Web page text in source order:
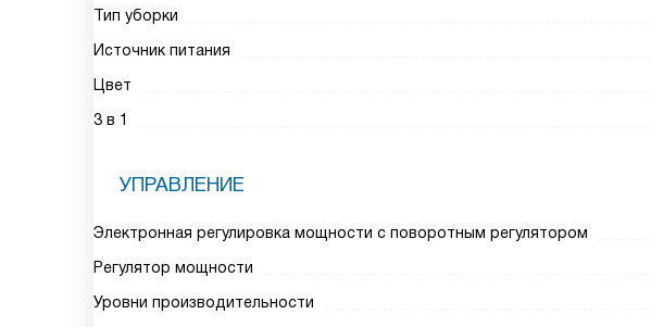
Тип уборки
Источник питания
Цвет
3 в 1
УПРАВЛЕНИЕ
Электронная регулировка мощности с поворотным регулятором
Регулятор мощности
Уровни производительности